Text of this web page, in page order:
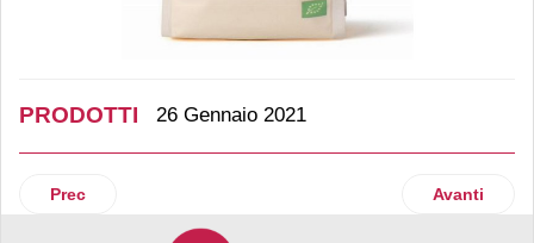
PRODOTTI 26 Gennaio 2021
Articolo precedente: Loacker lancia i Gran Pasticceria
Prec Articolo
Avanti